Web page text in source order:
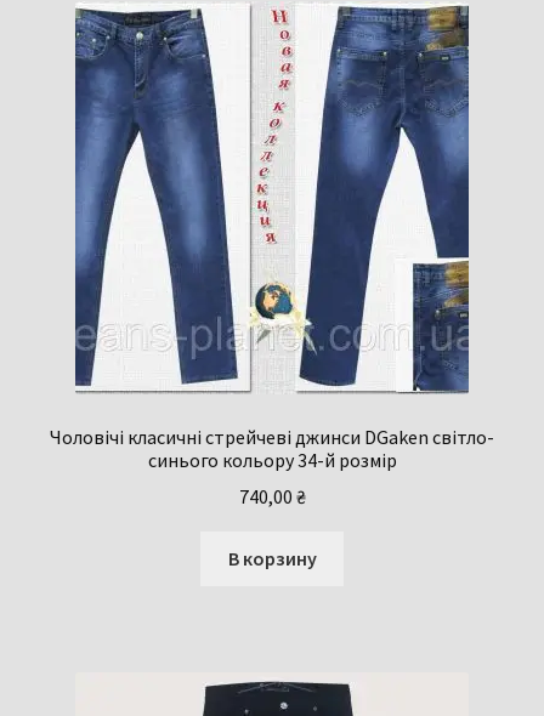
Чоловічі класичні стрейчеві джинси DGaken світло-
синього кольору 34-й розмір
740,00 ₴
В корзину